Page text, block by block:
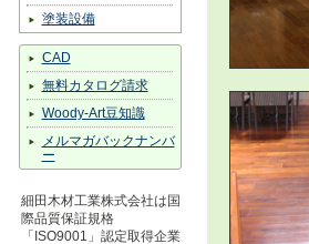
塗装設備
CAD
無料カタログ請求
Woody-Art豆知識
メルマガバックナンバ
ー
細田木材工業株式会社は国
際品質保証規格
「ISO9001」認定取得企業